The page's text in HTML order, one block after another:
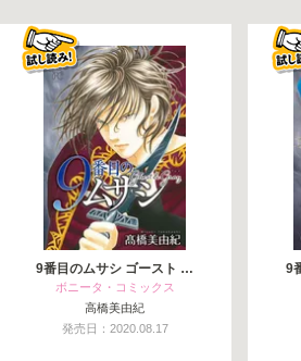
9番目のムサシ ゴースト …
ボニータ・コミックス
高橋美由紀
発売日：2020.08.17
9